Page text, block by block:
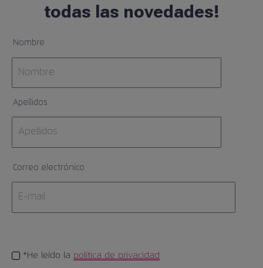
todas las novedades!
Nombre
Apellidos
Correo electrónico
*He leído la política de privacidad